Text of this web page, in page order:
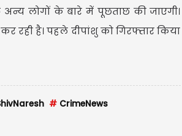
लोगों के बारे में पूछताछ की जाएगी।
रही है। पहले दीपांशु को गिरफ्तार किया
# CrimeNews
USD $1 =